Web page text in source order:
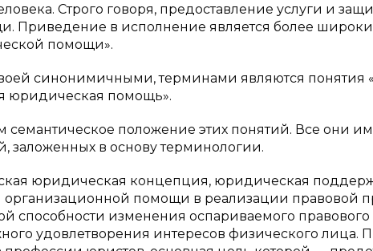
Строго говоря, предоставление услуги и
Приведение в исполнение является более
помощи».
синонимичными, терминами являются понятия
юридическая помощь».
положение этих понятий. Все они
заложенных в основу терминологии.
юридическая концепция, юридическая
организационной помощи в реализации правовой
способности изменения оспариваемого правового
удовлетворения интересов физического лица.